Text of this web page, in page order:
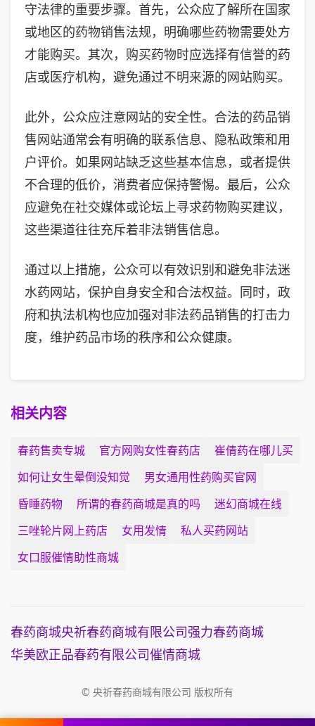
守法律的重要步骤。首先，公众应了解所在国家
或地区的药物销售法规，明确哪些药物需要处方
才能购买。其次，购买药物时应选择有信誉的药
店或医疗机构，避免通过不明来源的网站购买。
此外，公众应注意网站的安全性。合法的药品销
售网站通常会有明确的联系信息、隐私政策和用
户评价。如果网站缺乏这些基本信息，或者提供
不合理的低价，消费者应保持警惕。最后，公众
应避免在社交媒体或论坛上寻求药物购买建议，
这些渠道往往充斥着非法销售信息。
通过以上措施，公众可以有效识别和避免非法迷
水药网站，保护自身安全和合法权益。同时，政
府和执法机构也应加强对非法药品销售的打击力
度，维护药品市场的秩序和公众健康。
相关内容
春药售卖专城 官方网购女性春药店
崔倩药在哪儿买
如何让女生晕倒没知觉
男女通用性药购买官网
昏睡药物
所谓的春药商城是真的吗
迷幻商城在线
三唑轮片网上药店
女用发情
私人买药网站
女口服催情助性商城
春药商城央祈春药商城有限公司强力春药商城
华美欧正品春药有限公司催情商城
© 央祈春药商城有限公司 版权所有